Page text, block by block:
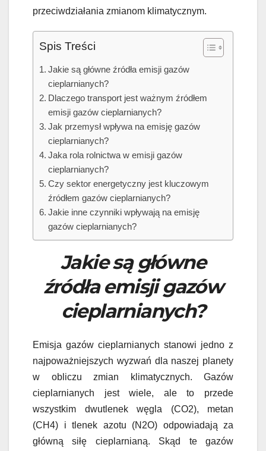
przeciwdziałania zmianom klimatycznym.
Spis Treści
Jakie są główne źródła emisji gazów
cieplarnianych?
Dlaczego transport jest ważnym źródłem
emisji gazów cieplarnianych?
Jak przemysł wpływa na emisję gazów
cieplarnianych?
Jaka rola rolnictwa w emisji gazów
cieplarnianych?
Czy sektor energetyczny jest kluczowym
źródłem gazów cieplarnianych?
Jakie inne czynniki wpływają na emisję
gazów cieplarnianych?
Jakie są główne
źródła emisji gazów
cieplarnianych?
Emisja gazów cieplarnianych stanowi jedno z
najpoważniejszych wyzwań dla naszej planety
w obliczu zmian klimatycznych. Gazów
cieplarnianych jest wiele, ale to przede
wszystkim dwutlenek węgla (CO2), metan
(CH4) i tlenek azotu (N2O) odpowiadają za
główną siłę cieplarnianą. Skąd te gazów